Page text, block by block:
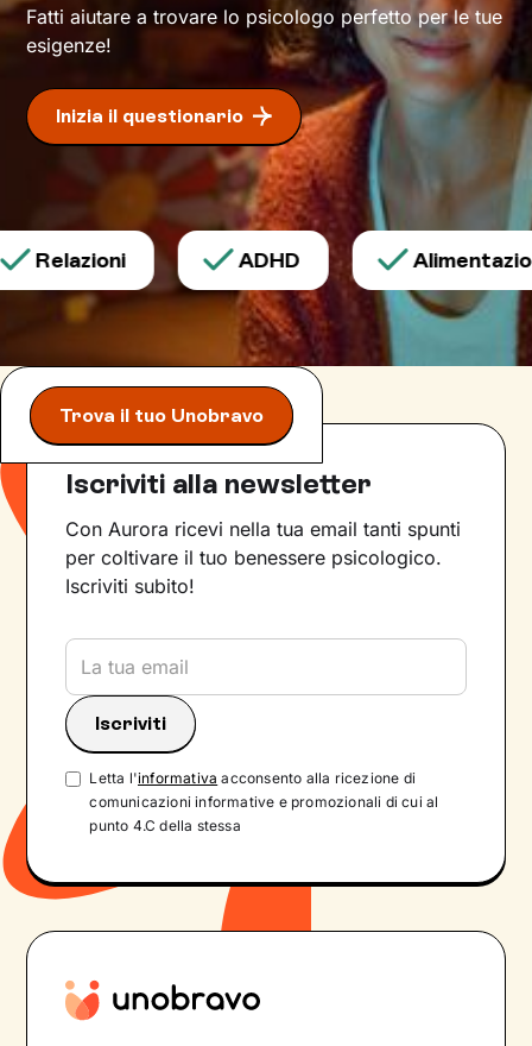
Fatti aiutare a trovare lo psicologo perfetto per le tue
esigenze!
Inizia il questionario
Relazioni ADHD
Trova il tuo Unobravo
Iscriviti alla newsletter
Con Aurora ricevi nella tua email tanti spunti
per coltivare il tuo benessere psicologico.
Iscriviti subito!
Letta l'informativa acconsento alla ricezione di
comunicazioni informative e promozionali di cui al
punto 4.C della stessa